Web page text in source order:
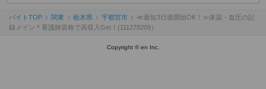
バイトTOP 関東 栃木県 宇都宮市
≪最短3日後開始OK！≫体温・血圧の記
録メイン＊看護師資格で高収入Get！(111278209）
Copyright © en Inc.